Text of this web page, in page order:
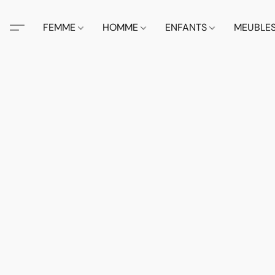
FEMME HOMME ENFANTS